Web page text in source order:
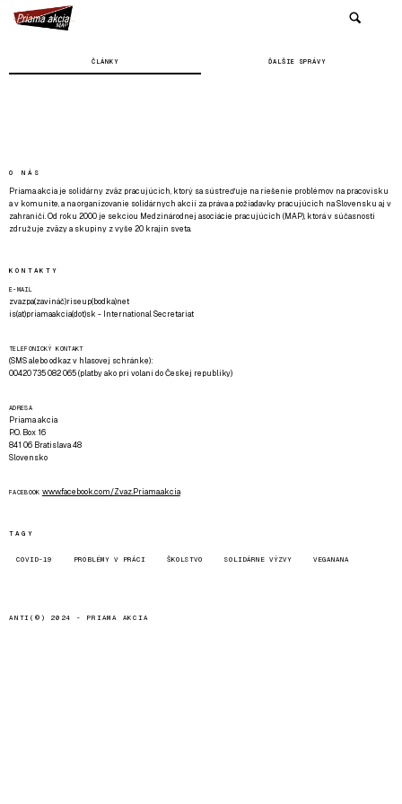
ČLÁNKY ĎALŠIE SPRÁVY
O NÁS
Priama akcia je solidárny zväz pracujúcich, ktorý sa sústreďuje na riešenie problémov na pracovisku
a v komunite, a na organizovanie solidárnych akcií za práva a požiadavky pracujúcich na Slovensku aj v
zahraničí. Od roku 2000 je sekciou Medzinárodnej asociácie pracujúcich (MAP), ktorá v súčasnosti
združuje zväzy a skupiny z vyše 20 krajín sveta.
KONTAKTY
E-MAIL
zvazpa(zavináč)riseup(bodka)net
is(at)priamaakcia(dot)sk - International Secretariat
TELEFONICKÝ KONTAKT
(SMS alebo odkaz v hlasovej schránke):
00420 735 082 065 (platby ako pri volaní do Českej republiky)
ADRESA
Priama akcia
P.O. Box 16
841 06 Bratislava 48
Slovensko
FACEBOOK www.facebook.com/Zvaz.Priama.akcia
TAGY
COVID-19 PROBLÉMY V PRÁCI ŠKOLSTVO SOLIDÁRNE VÝZVY VEGANANA
ANTI(©) 2024 - PRIAMA AKCIA